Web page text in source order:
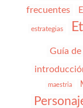
frecuentes
estrategias
Guía
maestria